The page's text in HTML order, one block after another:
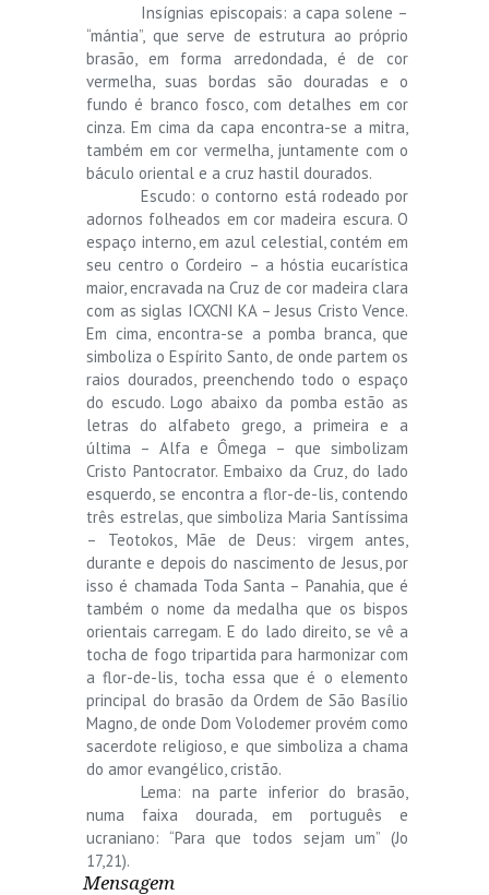
Insígnias episcopais: a capa solene –
“mántia”, que serve de estrutura ao próprio
brasão, em forma arredondada, é de cor
vermelha, suas bordas são douradas e o
fundo é branco fosco, com detalhes em cor
cinza. Em cima da capa encontra-se a mitra,
também em cor vermelha, juntamente com o
báculo oriental e a cruz hastil dourados.
Escudo: o contorno está rodeado por
adornos folheados em cor madeira escura. O
espaço interno, em azul celestial, contém em
seu centro o Cordeiro – a hóstia eucarística
maior, encravada na Cruz de cor madeira clara
com as siglas ICXCNI KA – Jesus Cristo Vence.
Em cima, encontra-se a pomba branca, que
simboliza o Espírito Santo, de onde partem os
raios dourados, preenchendo todo o espaço
do escudo. Logo abaixo da pomba estão as
letras do alfabeto grego, a primeira e a
última – Alfa e Ômega – que simbolizam
Cristo Pantocrator. Embaixo da Cruz, do lado
esquerdo, se encontra a flor-de-lis, contendo
três estrelas, que simboliza Maria Santíssima
– Teotokos, Mãe de Deus: virgem antes,
durante e depois do nascimento de Jesus, por
isso é chamada Toda Santa – Panahia, que é
também o nome da medalha que os bispos
orientais carregam. E do lado direito, se vê a
tocha de fogo tripartida para harmonizar com
a flor-de-lis, tocha essa que é o elemento
principal do brasão da Ordem de São Basílio
Magno, de onde Dom Volodemer provém como
sacerdote religioso, e que simboliza a chama
do amor evangélico, cristão.
Lema: na parte inferior do brasão,
numa faixa dourada, em português e
ucraniano: “Para que todos sejam um” (Jo
17,21).
Mensagem